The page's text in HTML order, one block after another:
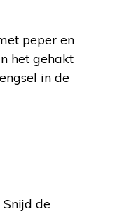
peper en
het gehakt
in de
de